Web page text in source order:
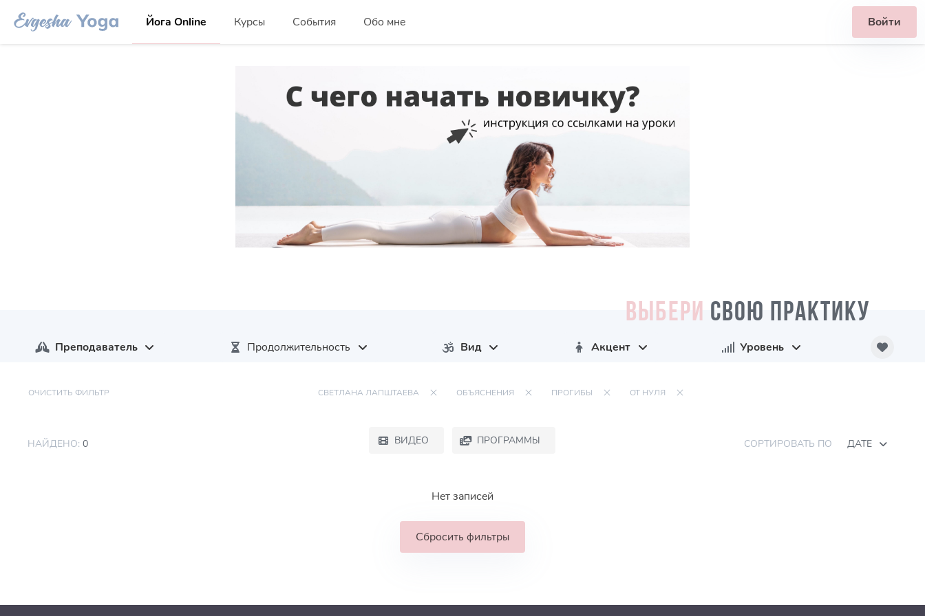
Йога Online Курсы События Обо мне Войти
ВЫБЕРИ СВОЮ ПРАКТИКУ
Преподаватель Продолжительность Вид Акцент Уровень
ОЧИСТИТЬ ФИЛЬТР СВЕТЛАНА ЛАПШТАЕВА ОБЪЯСНЕНИЯ ПРОГИБЫ ОТ НУЛЯ
НАЙДЕНО: 0 ВИДЕО ПРОГРАММЫ СОРТИРОВАТЬ ПО ДАТЕ
Нет записей
Сбросить фильтры